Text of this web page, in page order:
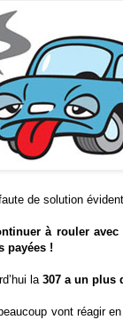
de solution
à rouler
payées !
la307 a un plus
vont réagir